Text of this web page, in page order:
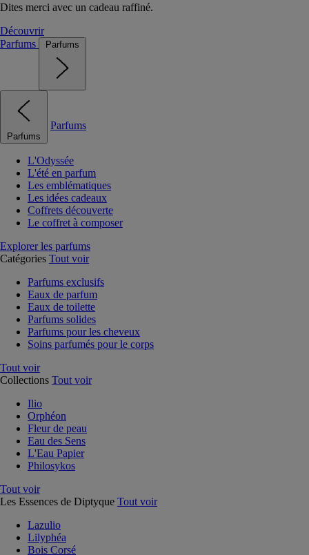
Dites merci avec un cadeau raffiné.
Découvrir
Parfums
Parfums
Parfums
Parfums
L'Odyssée
L'été en parfum
Les emblématiques
Les idées cadeaux
Coffrets découverte
Le coffret à composer
Explorer les parfums
Catégories Tout voir
Parfums exclusifs
Eaux de parfum
Eaux de toilette
Parfums solides
Parfums pour les cheveux
Soins parfumés pour le corps
Tout voir
Collections Tout voir
Ilio
Orphéon
Fleur de peau
Eau des Sens
L'Eau Papier
Philosykos
Tout voir
Les Essences de Diptyque Tout voir
Lazulio
Lilyphéa
Bois Corsé